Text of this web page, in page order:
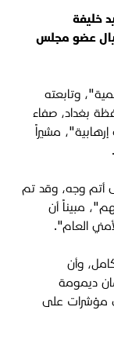
خليفة
عضو مجلس
وتابعته
بغداد، صفاء
مشيراً
أتم وجه، وقد تم
مبيناً أن
العام".
وأن
ديمومة
مؤشرات على